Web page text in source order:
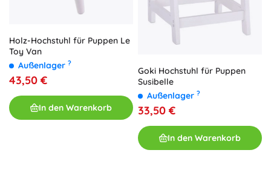
Holz-Hochstuhl für Puppen Le
Toy Van
Außenlager ?
43,50 €
In den Warenkorb
Goki Hochstuhl für Puppen
Susibelle
Außenlager ?
33,50 €
In den Warenkorb